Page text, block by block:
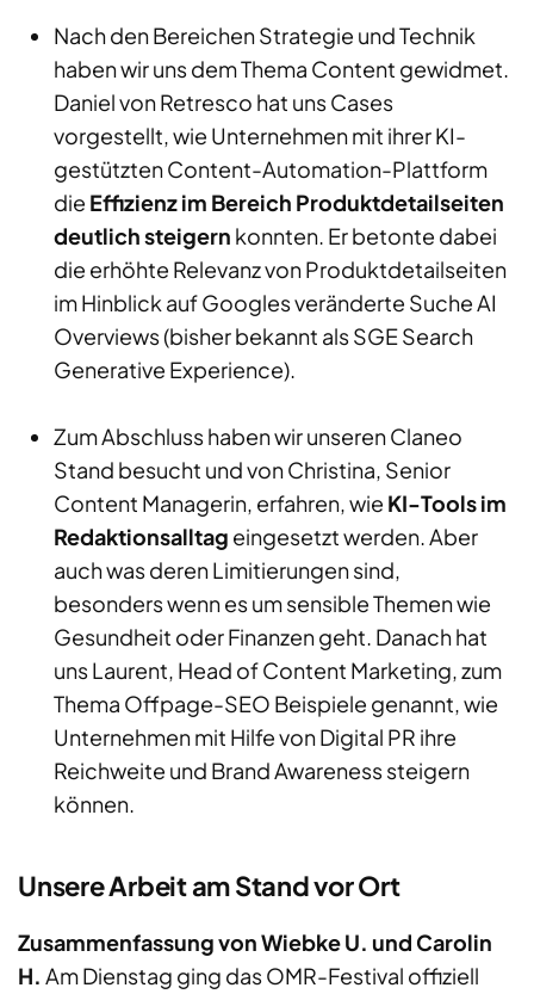
Nach den Bereichen Strategie und Technik
haben wir uns dem Thema Content gewidmet.
Daniel von Retresco hat uns Cases
vorgestellt, wie Unternehmen mit ihrer KI-
gestützten Content-Automation-Plattform
die Effizienz im Bereich Produktdetailseiten
deutlich steigern konnten. Er betonte dabei
die erhöhte Relevanz von Produktdetailseiten
im Hinblick auf Googles veränderte Suche AI
Overviews (bisher bekannt als SGE Search
Generative Experience).
Zum Abschluss haben wir unseren Claneo
Stand besucht und von Christina, Senior
Content Managerin, erfahren, wie KI-Tools im
Redaktionsalltag eingesetzt werden. Aber
auch was deren Limitierungen sind,
besonders wenn es um sensible Themen wie
Gesundheit oder Finanzen geht. Danach hat
uns Laurent, Head of Content Marketing, zum
Thema Offpage-SEO Beispiele genannt, wie
Unternehmen mit Hilfe von Digital PR ihre
Reichweite und Brand Awareness steigern
können.
Unsere Arbeit am Stand vor Ort
Zusammenfassung von Wiebke U. und Carolin
H. Am Dienstag ging das OMR-Festival offiziell